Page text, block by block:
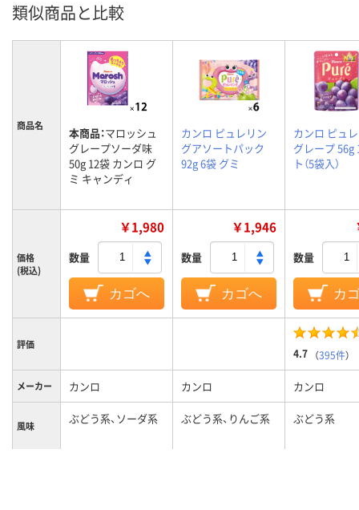
類似商品と比較
商品名 本商品：マロッシュ
グレープソーダ味
50g 12袋 カンロ グ
ミ キャンディ
カンロ ピュレリン
グアソートパック
92g 6袋 グミ
カンロ ピュ
グレープ 56g
ト（5袋入）
価格
(税込)
￥1,980
数量
カゴへ
￥1,946
数量
カゴへ
数量
カ
評価
4.7 （395件）
メーカー カンロ カンロ カンロ
風味 ぶどう系、ソーダ系 ぶどう系、りんご系 ぶどう系